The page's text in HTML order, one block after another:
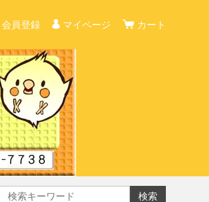
会員登録 マイページ カート
検索